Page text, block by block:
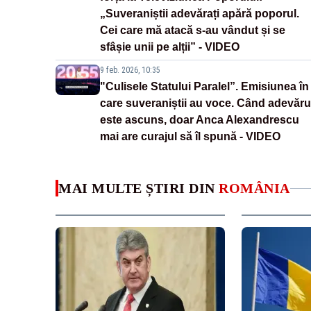
„Suveraniștii adevărați apără poporul.
Cei care mă atacă s-au vândut și se
sfâșie unii pe alții” - VIDEO
9 feb. 2026, 10:35
"Culisele Statului Paralel”. Emisiunea în
care suveraniștii au voce. Când
este ascuns, doar Anca Alexandrescu
mai are curajul să îl spună - VIDEO
MAI MULTE ȘTIRI DIN ROMÂNIA